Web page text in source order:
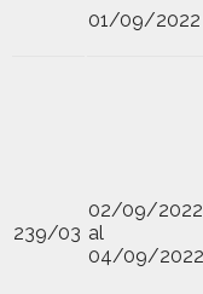
01/09/2022
239/03
02/09/2022
al
04/09/2022